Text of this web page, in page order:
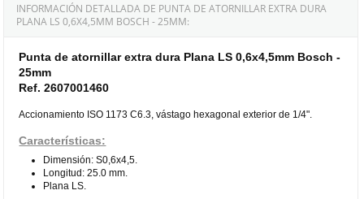
INFORMACIÓN DETALLADA DE PUNTA DE ATORNILLAR EXTRA DURA
PLANA LS 0,6X4,5MM BOSCH - 25MM:
Punta de atornillar extra dura Plana LS 0,6x4,5mm Bosch -
25mm
Ref. 2607001460
Accionamiento ISO 1173 C6.3, vástago hexagonal exterior de 1/4".
Características:
Dimensión: S0,6x4,5.
Longitud: 25.0 mm.
Plana LS.